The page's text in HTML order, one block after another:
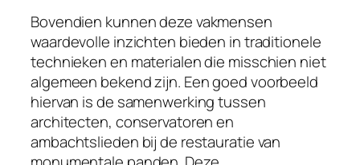
Bovendien kunnen deze vakmensen
waardevolle inzichten bieden in traditionele
technieken en materialen die misschien niet
algemeen bekend zijn. Een goed voorbeeld
hiervan is de samenwerking tussen
architecten, conservatoren en
ambachtslieden bij de restauratie van